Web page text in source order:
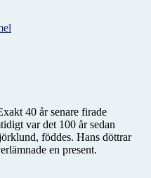
40 år senare firade
var det 100 år sedan
föddes. Hans döttrar
en present.